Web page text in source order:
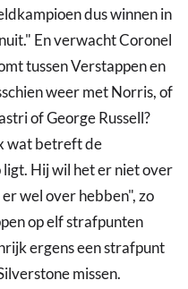
dus winnen in
En verwacht Coronel
tussen Verstappen en
weer met Norris, of
of George Russell?
wat betreft de
Hij wil het er niet over
wel over hebben", zo
op elf strafpunten
ergens een strafpunt
missen.